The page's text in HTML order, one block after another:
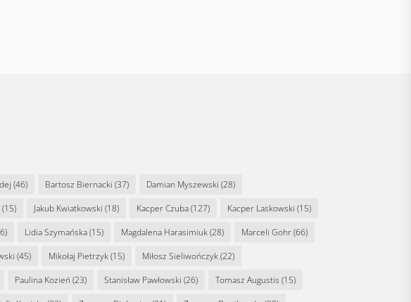
(46) Bartosz Biernacki (37) Damian Myszewski (28)
(15) Jakub Kwiatkowski (18) Kacper Czuba(127) Kacper Laskowski (15)
Lidia Szymańska(15) Magdalena Harasimiuk(28) Marceli Gohr(66)
(45) Mikołaj Pietrzyk(15) Miłosz Sieliwończyk(22)
Paulina Kozień (23) Stanisław Pawłowski (26) Tomasz Augustis (15)